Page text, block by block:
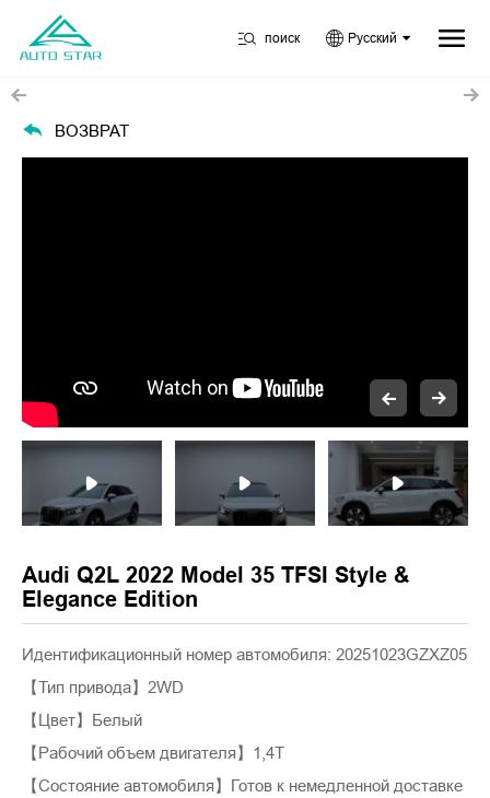
поиск Русский
ВОЗВРАТ
Audi Q2L 2022 Model 35 TFSI Style &
Elegance Edition
Идентификационный номер автомобиля: 20251023GZXZ05
【Тип привода】2WD
【Цвет】Белый
【Рабочий объем двигателя】1,4T
【Состояние автомобиля】Готов к немедленной доставке